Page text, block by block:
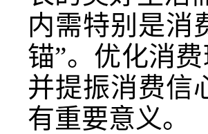
内需特别是消
锚”。优化消
并提振消费信
有重要意义。